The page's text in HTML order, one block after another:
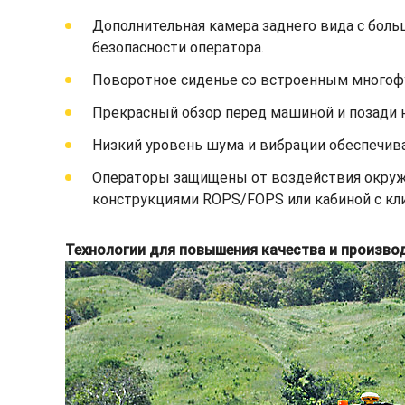
Дополнительная камера заднего вида с
безопасности оператора.
Поворотное сиденье со встроенным
Прекрасный обзор перед машиной и позади
Низкий уровень шума и вибрации
Операторы защищены от воздействия
конструкциями ROPS/FOPS или кабиной с
Технологии для повышения качества и